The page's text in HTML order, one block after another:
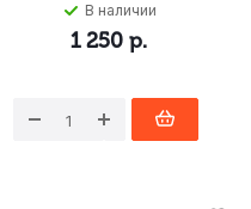
В наличии
1 250р.